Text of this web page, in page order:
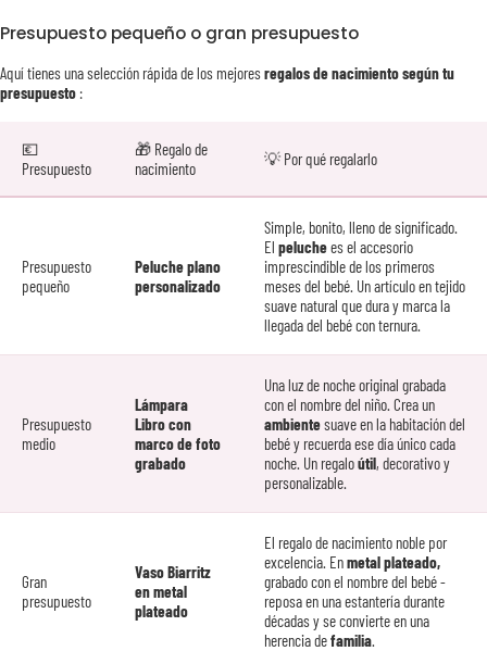
Presupuesto pequeño o gran presupuesto
Aquí tienes una selección rápida de los mejoresregalos de nacimiento según tu
presupuesto :
💶
Presupuesto
🎁 Regalo de
nacimiento
💡 Por qué regalarlo
Presupuesto
pequeño
Peluche plano
personalizado
Simple, bonito, lleno de significado.
El peluchees el accesorio
imprescindible de los primeros
meses del bebé. Un artículo en tejido
suave natural que dura y marca la
llegada del bebé con ternura.
Presupuesto
medio
Lámpara
Libro con
marco de foto
grabado
Una luz de noche original grabada
con el nombre del niño. Crea un
ambientesuave en la habitación del
bebé y recuerda ese día único cada
noche. Un regaloútil, decorativo y
personalizable.
Gran
presupuesto
Vaso Biarritz
en metal
plateado
El regalo de nacimiento noble por
excelencia. Enmetal plateado,
grabado con el nombre del bebé -
reposa en una estantería durante
décadas y se convierte en una
herencia defamilia.